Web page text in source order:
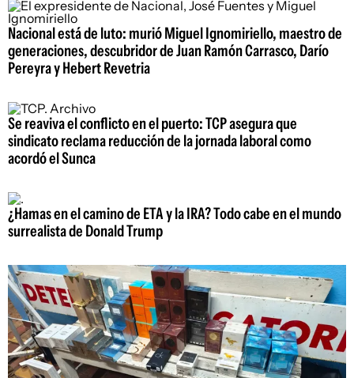
Nacional está de luto: murió Miguel Ignomiriello, maestro de
generaciones, descubridor de Juan Ramón Carrasco, Darío
Pereyra y Hebert Revetria
Se reaviva el conflicto en el puerto: TCP asegura que
sindicato reclama reducción de la jornada laboral como
acordó el Sunca
¿Hamas en el camino de ETA y la IRA? Todo cabe en el mundo
surrealista de Donald Trump